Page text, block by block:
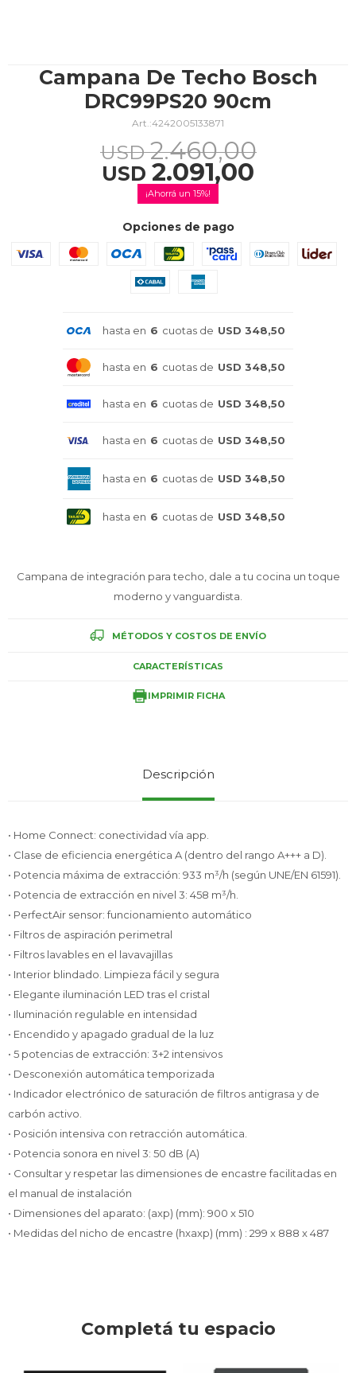
Campana De Techo Bosch
DRC99PS20 90cm
4242005133871
USD 2.091,00
USD 2.460,00
15
Opciones de pago
hasta en 6 cuotas de USD 348,50
hasta en 6 cuotas de USD 348,50
hasta en 6 cuotas de USD 348,50
hasta en 6 cuotas de USD 348,50
hasta en 6 cuotas de USD 348,50
hasta en 6 cuotas de USD 348,50
Campana de integración para techo, dale a tu cocina un toque
moderno y vanguardista.
MÉTODOS Y COSTOS DE ENVÍO
CARACTERÍSTICAS
IMPRIMIR FICHA
Descripción
• Home Connect: conectividad vía app.
• Clase de eficiencia energética A (dentro del rango A+++ a D).
• Potencia máxima de extracción: 933 m³/h (según UNE/EN 61591).
• Potencia de extracción en nivel 3: 458 m³/h.
• PerfectAir sensor: funcionamiento automático
• Filtros de aspiración perimetral
• Filtros lavables en el lavavajillas
• Interior blindado. Limpieza fácil y segura
• Elegante iluminación LED tras el cristal
• Iluminación regulable en intensidad
• Encendido y apagado gradual de la luz
• 5 potencias de extracción: 3+2 intensivos
• Desconexión automática temporizada
• Indicador electrónico de saturación de filtros antigrasa y de
carbón activo.
• Posición intensiva con retracción automática.
• Potencia sonora en nivel 3: 50 dB (A)
• Consultar y respetar las dimensiones de encastre facilitadas en
el manual de instalación
• Dimensiones del aparato: (axp) (mm): 900 x 510
• Medidas del nicho de encastre (hxaxp) (mm) : 299 x 888 x 487
Completá tu espacio
Cuidado personal
Celulares
Atención Personalizada